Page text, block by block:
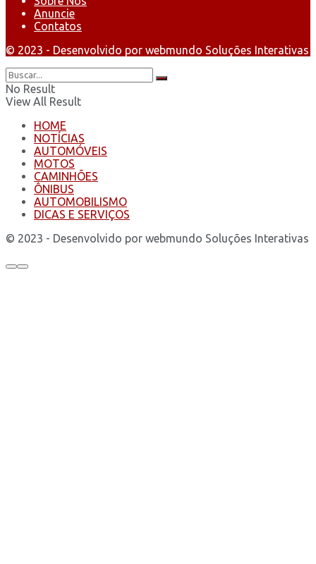
Anuncie
Contatos
© 2023 - Desenvolvido por webmundo Soluções Interativas
No Result
View All Result
HOME
NOTÍCIAS
AUTOMÓVEIS
MOTOS
CAMINHÕES
ÔNIBUS
AUTOMOBILISMO
DICAS E SERVIÇOS
© 2023 - Desenvolvido por webmundo Soluções Interativas